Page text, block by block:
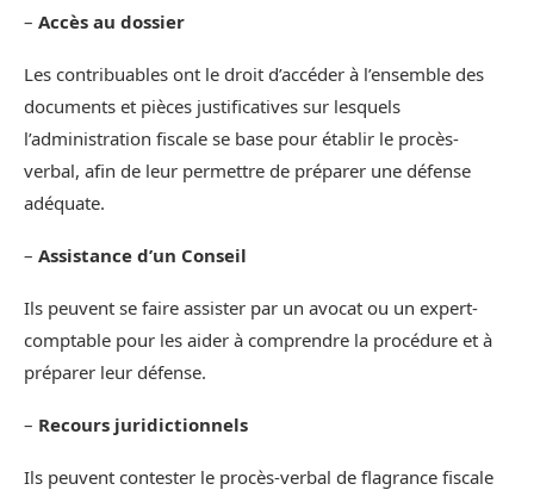
– Accès au dossier
Les contribuables ont le droit d’accéder à l’ensemble des
documents et pièces justificatives sur lesquels
l’administration fiscale se base pour établir le procès-
verbal, afin de leur permettre de préparer une défense
adéquate.
– Assistance d’un Conseil
Ils peuvent se faire assister par un avocat ou un expert-
comptable pour les aider à comprendre la procédure et à
préparer leur défense.
– Recours juridictionnels
Ils peuvent contester le procès-verbal de flagrance fiscale